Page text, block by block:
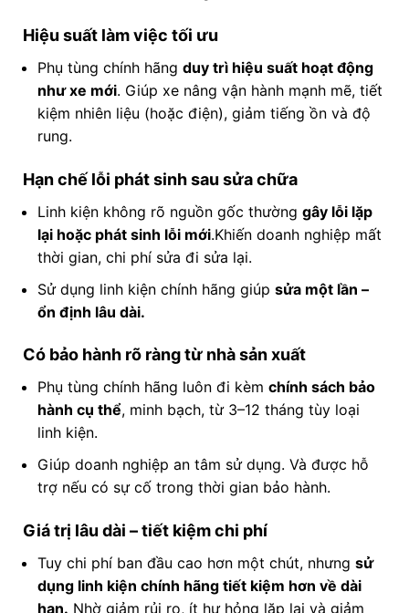
Hiệu suất làm việc tối ưu
Phụ tùng chính hãng duy trì hiệu suất hoạt động
như xe mới. Giúp xe nâng vận hành mạnh mẽ, tiết
kiệm nhiên liệu (hoặc điện), giảm tiếng ồn và độ
rung.
Hạn chế lỗi phát sinh sau sửa chữa
Linh kiện không rõ nguồn gốc thường gây lỗi lặp
lại hoặc phát sinh lỗi mới.Khiến doanh nghiệp mất
thời gian, chi phí sửa đi sửa lại.
Sử dụng linh kiện chính hãng giúp sửa một lần –
ổn định lâu dài.
Có bảo hành rõ ràng từ nhà sản xuất
Phụ tùng chính hãng luôn đi kèm chính sách bảo
hành cụ thể, minh bạch, từ 3–12 tháng tùy loại
linh kiện.
Giúp doanh nghiệp an tâm sử dụng. Và được hỗ
trợ nếu có sự cố trong thời gian bảo hành.
Giá trị lâu dài – tiết kiệm chi phí
Tuy chi phí ban đầu cao hơn một chút, nhưng sử
dụng linh kiện chính hãng tiết kiệm hơn về dài
hạn. Nhờ giảm rủi ro, ít hư hỏng lặp lại và giảm